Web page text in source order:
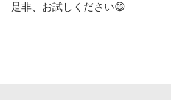
是非、お試しください😄